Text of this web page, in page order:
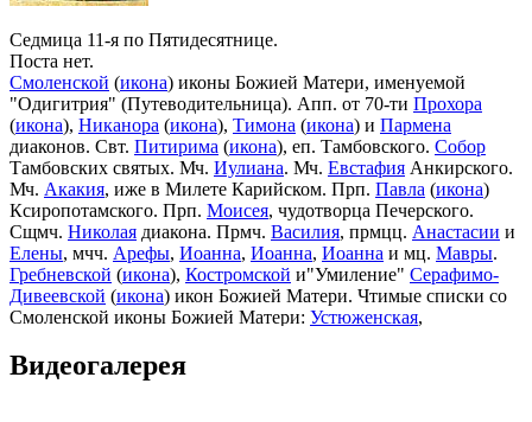
Седмица 11-я по Пятидесятнице.
Поста нет.
Смоленской (икона) иконы Божией Матери, именуемой
"Одигитрия" (Путеводительница). Апп. от 70-ти Прохора
(икона), Никанора (икона), Тимона (икона) и Пармена
диаконов. Свт. Питирима (икона), еп. Тамбовского. Собор
Тамбовских святых. Мч. Иулиана. Мч. Евстафия Анкирского.
Мч. Акакия, иже в Милете Карийском. Прп. Павла (икона)
Ксиропотамского. Прп. Моисея, чудотворца Печерского.
Сщмч. Николая диакона. Прмч. Василия, прмцц. Анастасии и
Елены, мчч. Арефы, Иоанна, Иоанна, Иоанна и мц. Мавры.
Гребневской (икона), Костромской и"Умиление" Серафимо-
Дивеевской (икона) икон Божией Матери. Чтимые списки со
Смоленской иконы Божией Матери: Устюженская,
(икона),Игрицкая,Шуйская
Сергиевская(в Троице-Сергиевой Лавре).
Видеогалерея